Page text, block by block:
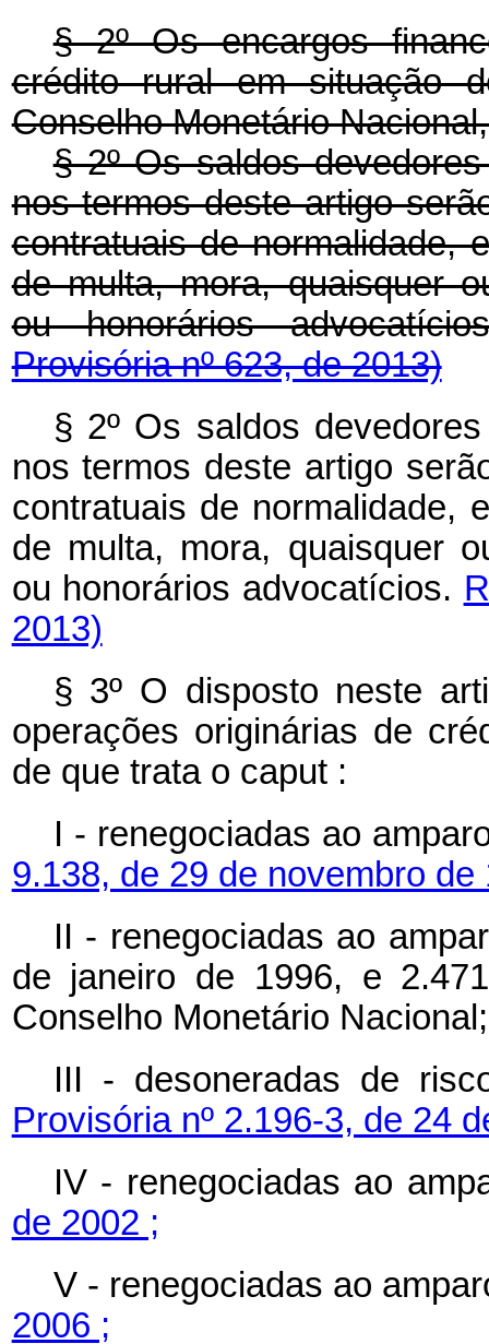
§ 2º Os encargos
crédito rural em situação
Conselho Monetário
§ 2º Os saldos
nos termos deste artigo
contratuais de normalidade,
de multa, mora, quaisquer
ou honorários
Provisória nº 623, de 2013)
§ 2º Os saldos
nos termos deste artigo
contratuais de normalidade,
de multa, mora, quaisquer
ou honorários advocatícios.
2013)
§ 3º O disposto neste
operações originárias de
de que trata o caput :
I - renegociadas ao
9.138, de 29 de novembro de
II - renegociadas ao
de janeiro de 1996, e
Conselho Monetário Nacional;
III - desoneradas de
Provisória nº 2.196-3, de 24
IV - renegociadas ao
de 2002 ;
V - renegociadas ao
2006 ;